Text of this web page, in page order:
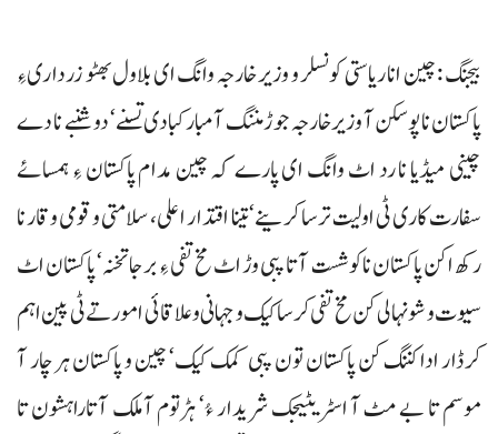
بیجنگ : چین انا ریاستی کونسلر و وزیر خارجہ وانگ ای بلاول بھٹو زرداریءِ
پاکستان نا پوسکن آ وزیرخارجہ جوڑ مننگ آ مبارکبادی تسنے‘ دوشنبے نا دے
چینی میڈیا نا رد اٹ وانگ ای پارے کہ چین مدام پاکستان ءِ ہمسائے
سفارت کاری ٹی اولیت ترسا کرینے‘ تینا اقتدار اعلی، سلامتی و قومی وقار نا
رکھ اکن پاکستان ناکوشست آتا پبی وڑ اٹ مخ تفی ءِ برجا تخنہ‘ پاکستان اٹ
سیوت و شونہالی کن مخ تفی کرسا کیک و جہانی و علاقائی امور تے ٹی پین اہم
کرڈار ادا کننگ کن پاکستان تون پبی کمک کیک‘ چین و پاکستان ہر چار آ
موسم تا بے مٹ آ اسٹریٹیجک شریدار ءُ‘ ہڑتوم آملک آتاراہشون تا